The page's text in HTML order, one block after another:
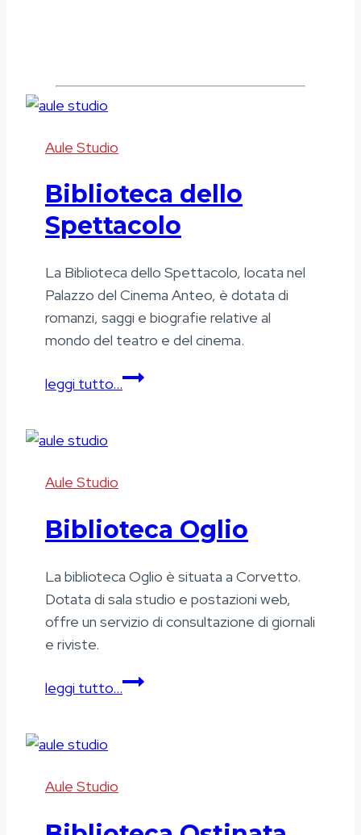
Aule Studio
Biblioteca dello
Spettacolo
La Biblioteca dello Spettacolo, locata nel
Palazzo del Cinema Anteo, è dotata di
romanzi, saggi e biografie relative al
mondo del teatro e del cinema.
leggi tutto…Biblioteca
Aule Studio
Biblioteca Oglio
La biblioteca Oglio è situata a Corvetto.
Dotata di sala studio e postazioni web,
offre un servizio di consultazione di giornali
e riviste.
leggi tutto…Biblioteca
Aule Studio